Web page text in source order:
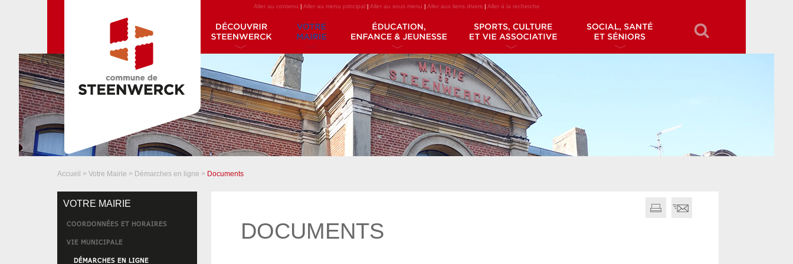
Aller au contenu | Aller au menu principal| Aller au sous menu | Aller aux liens divers| Aller à la recherche
Accueil > Votre Mairie > Démarches en ligne > Documents
VOTRE MAIRIE
COORDONNÉES ET HORAIRES
VIE MUNICIPALE
DÉMARCHES EN LIGNE
DOCUMENTS